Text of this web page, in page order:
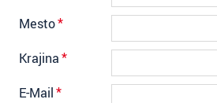
Mesto*
Krajina*
E-Mail*